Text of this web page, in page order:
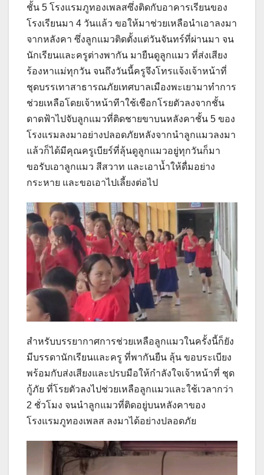
ชั้น 5 โรงแรมภูทองเพลสซึ่งติดกับอาคารเรียนของ
โรงเรียนมา 4 วันแล้ว ขอให้มาช่วยเหลือนำเอาลงมา
จากหลังคา ซึ่งลูกแมวติดตั้งแต่วันจันทร์ที่ผ่านมา จน
นักเรียนและครูต่างพากัน มายืนดูลูกแมว ที่ส่งเสียง
ร้องหาแม่ทุกวัน จนถึงวันนี้ครูจึงโทรแจ้งเจ้าหน้าที่
ชุดบรรเทาสาธารณภัยเทศบาลเมืองพะเยามาทำการ
ช่วยเหลือโดยเจ้าหน้าทีาใช้เชือกโรยตัวลงจากชั้น
ดาดฟ้าไปจับลูกแมวที่ติดชายขาบนหลังคาชั้น 5 ของ
โรงแรมลงมาอย่างปลอดภัยหลังจากนำลูกแมวลงมา
แล้วก็ได้มีคุณครูเบียร์ที่ลุ้นดูลูกแมวอยู่ทุกวันก็มา
ขอรับเอาลูกแมว สีสวาท และเอาน้ำให้ดื่มอย่าง
กระหาย และขอเอาไปเลี้ยงต่อไป
สำหรับบรรยากาศการช่วยเหลือลูกแมวในครั้งนี้ก็ยัง
มีบรรดานักเรียนและครู ที่พากันยืน ลุ้น ขอบระเบียง
พร้อมกับส่งเสียงและปรบมือให้กำลังใจเจ้าหน้าที่ ชุด
กู้ภัย ที่โรยตัวลงไปช่วยเหลือลูกแมวและใช้เวลากว่า
2 ชั่วโมง จนนำลูกแมวที่ติดอยู่บนหลังคาของ
โรงแรมภูทองเพลส ลงมาได้อย่างปลอดภัย